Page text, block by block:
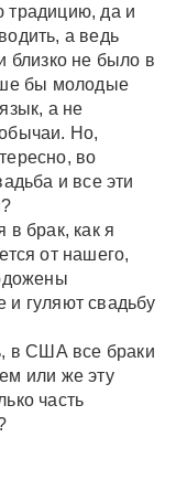
традицию, да и
а ведь
близко не было в
бы молодые
а не
Но,
во
и все эти
в брак, как я
от нашего,
гуляют свадьбу
в США все браки
или же эту
часть